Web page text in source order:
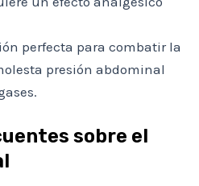
perfecta para combatir la
presión abdominal
sobre el